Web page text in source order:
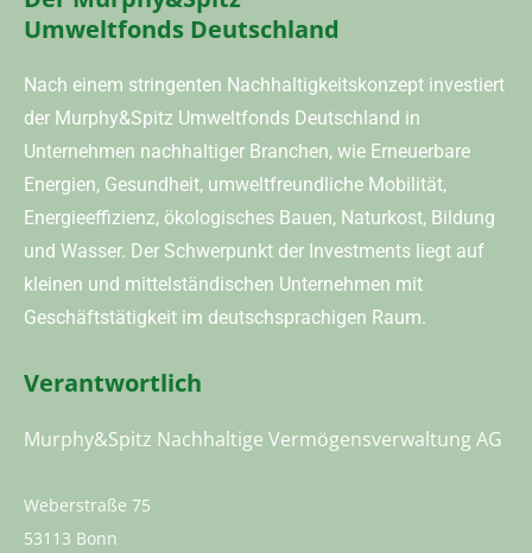
Umweltfonds Deutschland
Nach einem stringenten Nachhaltigkeitskonzept investiert
der Murphy&Spitz Umweltfonds Deutschland in
Unternehmen nachhaltiger Branchen, wie Erneuerbare
Energien, Gesundheit, umweltfreundliche Mobilität,
Energieeffizienz, ökologisches Bauen, Naturkost, Bildung
und Wasser. Der Schwerpunkt der Investments liegt auf
kleinen und mittelständischen Unternehmen mit
Geschäftstätigkeit im deutschsprachigen Raum.
Verantwortlich
Murphy&Spitz Nachhaltige Vermögensverwaltung AG
Weberstraße 75
53113 Bonn